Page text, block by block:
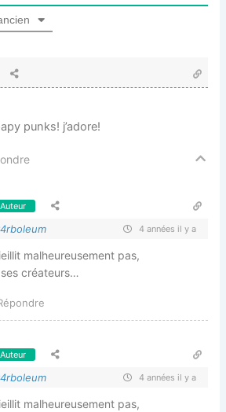
punks! j’adore!
Auteur
4 années il y a
malheureusement pas,
créateurs…
Auteur
4 années il y a
malheureusement pas,